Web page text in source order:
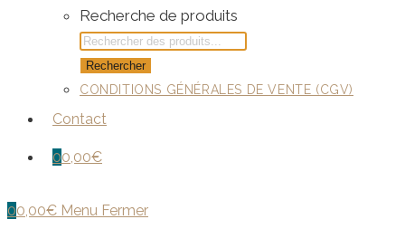
Recherche de produits
Rechercher
CONDITIONS GÉNÉRALES DE VENTE (CGV)
Contact
00,00€
00,00€ Menu Fermer